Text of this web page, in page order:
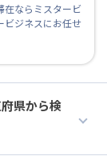
在ならミスタービ
ジネスにお任せ
県から検